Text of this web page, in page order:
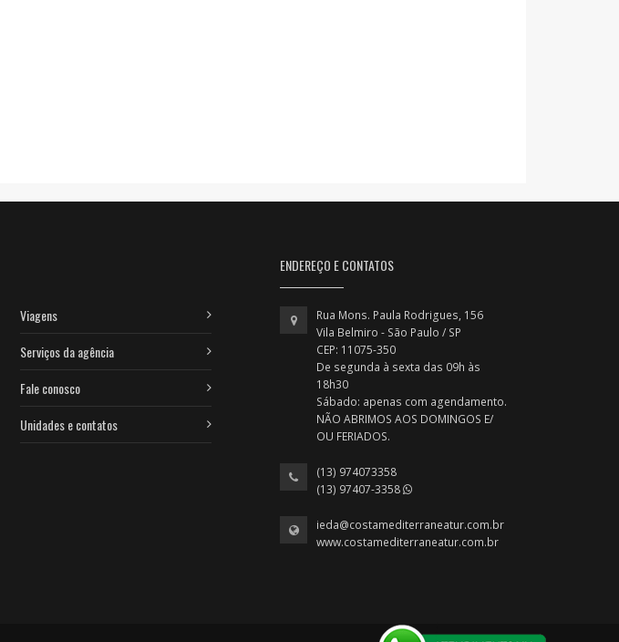
Viagens
Serviços da agência
Fale conosco
Unidades e contatos
ENDEREÇO E CONTATOS
Rua Mons. Paula Rodrigues, 156
Vila Belmiro - São Paulo / SP
CEP: 11075-350
De segunda à sexta das 09h às
18h30
Sábado: apenas com agendamento.
NÃO ABRIMOS AOS DOMINGOS E/
OU FERIADOS.
(13) 974073358
(13) 97407-3358
ieda@costamediterraneatur.com.br
www.costamediterraneatur.com.br